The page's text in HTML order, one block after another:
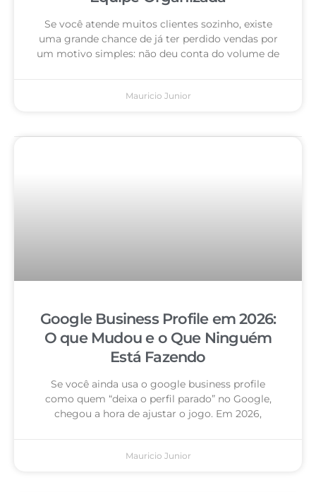
Se você atende muitos clientes sozinho, existe
uma grande chance de já ter perdido vendas por
um motivo simples: não deu conta do volume de
Mauricio Junior
Google Business Profile em 2026:
O que Mudou e o Que Ninguém
Está Fazendo
Se você ainda usa o google business profile
como quem “deixa o perfil parado” no Google,
chegou a hora de ajustar o jogo. Em 2026,
Mauricio Junior